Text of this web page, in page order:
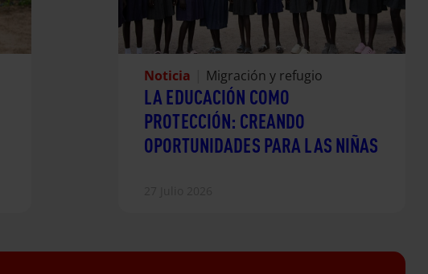
Noticia Migración y refugio
LA EDUCACIÓN COMO
PROTECCIÓN: CREANDO
OPORTUNIDADES PARA LAS NIÑAS